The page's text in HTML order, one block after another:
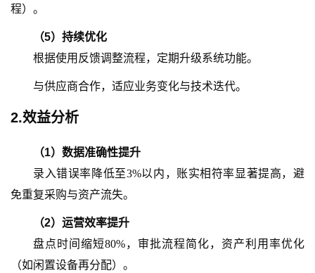
程）。
（5） 持续优化
根据使用反馈调整流程，定期升级系统功能。
与供应商合作，适应业务变化与技术迭代。
2.效益分析
（1） 数据准确性提升
录入错误率降低至3%以内，账实相符率显著提高，避
免重复采购与资产流失。
（2） 运营效率提升
盘点时间缩短80%，审批流程简化，资产利用率优化
（如闲置设备再分配）。